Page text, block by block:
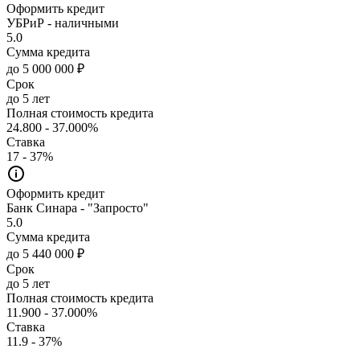
Оформить кредит
УБРиР - наличными
5.0
Сумма кредита
до 5 000 000 ₽
Срок
до 5 лет
Полная стоимость кредита
24.800 - 37.000%
Ставка
17 - 37%
Оформить кредит
Банк Синара - "Запросто"
5.0
Сумма кредита
до 5 440 000 ₽
Срок
до 5 лет
Полная стоимость кредита
11.900 - 37.000%
Ставка
11.9 - 37%